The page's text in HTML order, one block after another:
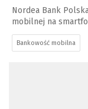
Nordea Bank
mobilnej na
Bankowość mobilna